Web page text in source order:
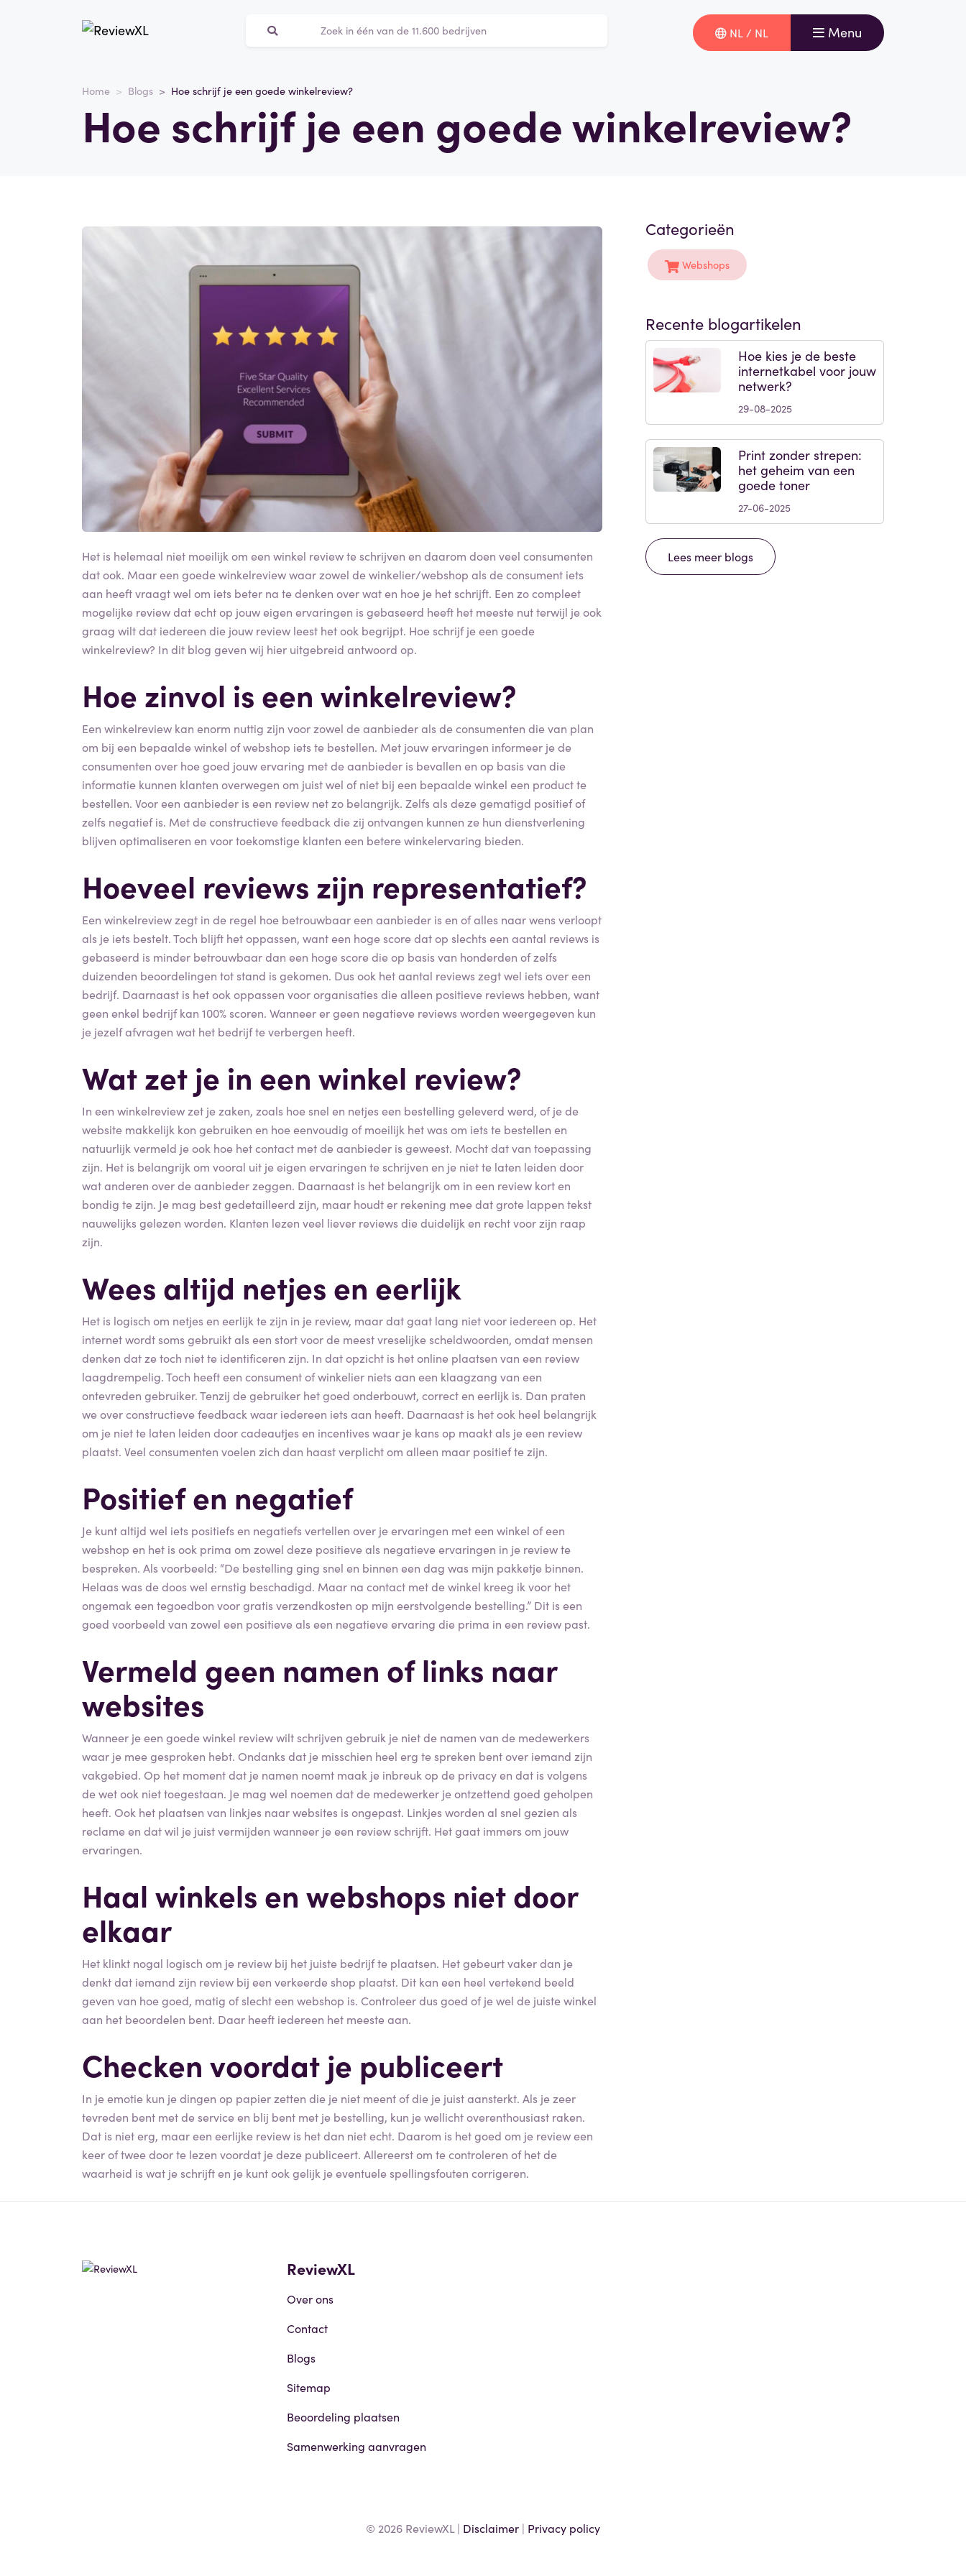
NL / NL Menu
Home Blogs Hoe schrijf je een goede winkelreview?
Hoe schrijf je een goede winkelreview?
Het is helemaal niet moeilijk om een winkel review te schrijven en daarom doen veel consumenten
dat ook. Maar een goede winkelreview waar zowel de winkelier/webshop als de consument iets
aan heeft vraagt wel om iets beter na te denken over wat en hoe je het schrijft. Een zo compleet
mogelijke review dat echt op jouw eigen ervaringen is gebaseerd heeft het meeste nut terwijl je ook
graag wilt dat iedereen die jouw review leest het ook begrijpt. Hoe schrijf je een goede
winkelreview? In dit blog geven wij hier uitgebreid antwoord op.
Hoe zinvol is een winkelreview?
Een winkelreview kan enorm nuttig zijn voor zowel de aanbieder als de consumenten die van plan
om bij een bepaalde winkel of webshop iets te bestellen. Met jouw ervaringen informeer je de
consumenten over hoe goed jouw ervaring met de aanbieder is bevallen en op basis van die
informatie kunnen klanten overwegen om juist wel of niet bij een bepaalde winkel een product te
bestellen. Voor een aanbieder is een review net zo belangrijk. Zelfs als deze gematigd positief of
zelfs negatief is. Met de constructieve feedback die zij ontvangen kunnen ze hun dienstverlening
blijven optimaliseren en voor toekomstige klanten een betere winkelervaring bieden.
Hoeveel reviews zijn representatief?
Een winkelreview zegt in de regel hoe betrouwbaar een aanbieder is en of alles naar wens verloopt
als je iets bestelt. Toch blijft het oppassen, want een hoge score dat op slechts een aantal reviews is
gebaseerd is minder betrouwbaar dan een hoge score die op basis van honderden of zelfs
duizenden beoordelingen tot stand is gekomen. Dus ook het aantal reviews zegt wel iets over een
bedrijf. Daarnaast is het ook oppassen voor organisaties die alleen positieve reviews hebben, want
geen enkel bedrijf kan 100% scoren. Wanneer er geen negatieve reviews worden weergegeven kun
je jezelf afvragen wat het bedrijf te verbergen heeft.
Wat zet je in een winkel review?
In een winkelreview zet je zaken, zoals hoe snel en netjes een bestelling geleverd werd, of je de
website makkelijk kon gebruiken en hoe eenvoudig of moeilijk het was om iets te bestellen en
natuurlijk vermeld je ook hoe het contact met de aanbieder is geweest. Mocht dat van toepassing
zijn. Het is belangrijk om vooral uit je eigen ervaringen te schrijven en je niet te laten leiden door
wat anderen over de aanbieder zeggen. Daarnaast is het belangrijk om in een review kort en
bondig te zijn. Je mag best gedetailleerd zijn, maar houdt er rekening mee dat grote lappen tekst
nauwelijks gelezen worden. Klanten lezen veel liever reviews die duidelijk en recht voor zijn raap
zijn.
Wees altijd netjes en eerlijk
Het is logisch om netjes en eerlijk te zijn in je review, maar dat gaat lang niet voor iedereen op. Het
internet wordt soms gebruikt als een stort voor de meest vreselijke scheldwoorden, omdat mensen
denken dat ze toch niet te identificeren zijn. In dat opzicht is het online plaatsen van een review
laagdrempelig. Toch heeft een consument of winkelier niets aan een klaagzang van een
ontevreden gebruiker. Tenzij de gebruiker het goed onderbouwt, correct en eerlijk is. Dan praten
we over constructieve feedback waar iedereen iets aan heeft. Daarnaast is het ook heel belangrijk
om je niet te laten leiden door cadeautjes en incentives waar je kans op maakt als je een review
plaatst. Veel consumenten voelen zich dan haast verplicht om alleen maar positief te zijn.
Positief en negatief
Je kunt altijd wel iets positiefs en negatiefs vertellen over je ervaringen met een winkel of een
webshop en het is ook prima om zowel deze positieve als negatieve ervaringen in je review te
bespreken. Als voorbeeld: “De bestelling ging snel en binnen een dag was mijn pakketje binnen.
Helaas was de doos wel ernstig beschadigd. Maar na contact met de winkel kreeg ik voor het
ongemak een tegoedbon voor gratis verzendkosten op mijn eerstvolgende bestelling.” Dit is een
goed voorbeeld van zowel een positieve als een negatieve ervaring die prima in een review past.
Vermeld geen namen of links naar
websites
Wanneer je een goede winkel review wilt schrijven gebruik je niet de namen van de medewerkers
waar je mee gesproken hebt. Ondanks dat je misschien heel erg te spreken bent over iemand zijn
vakgebied. Op het moment dat je namen noemt maak je inbreuk op de privacy en dat is volgens
de wet ook niet toegestaan. Je mag wel noemen dat de medewerker je ontzettend goed geholpen
heeft. Ook het plaatsen van linkjes naar websites is ongepast. Linkjes worden al snel gezien als
reclame en dat wil je juist vermijden wanneer je een review schrijft. Het gaat immers om jouw
ervaringen.
Haal winkels en webshops niet door
elkaar
Het klinkt nogal logisch om je review bij het juiste bedrijf te plaatsen. Het gebeurt vaker dan je
denkt dat iemand zijn review bij een verkeerde shop plaatst. Dit kan een heel vertekend beeld
geven van hoe goed, matig of slecht een webshop is. Controleer dus goed of je wel de juiste winkel
aan het beoordelen bent. Daar heeft iedereen het meeste aan.
Checken voordat je publiceert
In je emotie kun je dingen op papier zetten die je niet meent of die je juist aansterkt. Als je zeer
tevreden bent met de service en blij bent met je bestelling, kun je wellicht overenthousiast raken.
Dat is niet erg, maar een eerlijke review is het dan niet echt. Daarom is het goed om je review een
keer of twee door te lezen voordat je deze publiceert. Allereerst om te controleren of het de
waarheid is wat je schrijft en je kunt ook gelijk je eventuele spellingsfouten corrigeren.
Categorieën
Webshops
Recente blogartikelen
Hoe kies je de beste
internetkabel voor jouw
netwerk?
29-08-2025
Print zonder strepen:
het geheim van een
goede toner
27-06-2025
Lees meer blogs
ReviewXL
Over ons
Contact
Blogs
Sitemap
Beoordeling plaatsen
Samenwerking aanvragen
© 2026 ReviewXL | Disclaimer | Privacy policy